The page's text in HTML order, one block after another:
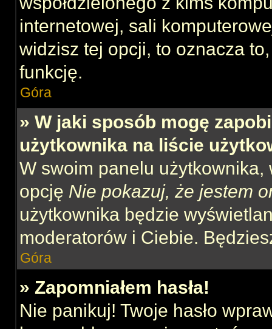
internetowej, sali
widzisz tej opcji, to oznacza
funkcję.
Góra
» W jaki sposób mogę
użytkownika na liście
W swoim panelu użytkownika,
opcję Nie pokazuj, że jestem
użytkownika będzie
moderatorów i Ciebie.
Góra
» Zapomniałem hasła!
Nie panikuj! Twoje hasło